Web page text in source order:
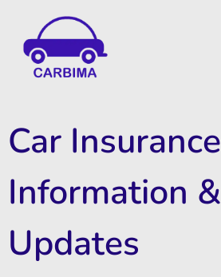
Car Insurance
Information &
Updates